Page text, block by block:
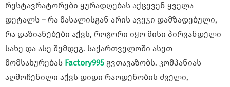
რესტავრატორები ყურადღებას აქცევენ ყველა
დეტალს – რა მასალისგან არის ავეჯი დამზადებული,
რა დაზიანებები აქვს, როგორი იყო მისი პირვანდელი
სახე და ასე შემდეგ. საქართველოში ასეთ
მომსახურებას Factory995 გვთავაზობს. კომპანიას
აღმოჩენილი აქვს დიდი რაოდენობის ძველი,